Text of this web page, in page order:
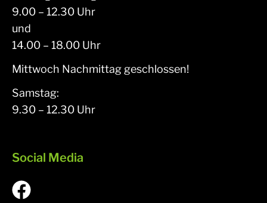
9.00 – 12.30 Uhr
und
14.00 – 18.00 Uhr
Mittwoch Nachmittag geschlossen!
Samstag:
9.30 – 12.30 Uhr
Social Media